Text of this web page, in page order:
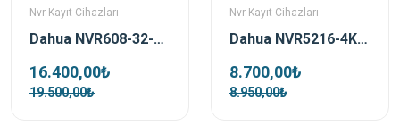
Nvr Kayıt Cihazları
Dahua NVR608-32-4KS2 32 Kanal 4K NVR Kayıt Cihazı
16.400,00₺
19.500,00₺
Nvr Kayıt Cihazları
Dahua NVR5216-4KS2 16 Kanal 1U 4K H.265 NVR Kayıt Cihazı
8.700,00₺
8.950,00₺